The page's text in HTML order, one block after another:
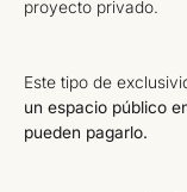
proyecto privado.
Este tipo de
un espacio público
pueden pagarlo.